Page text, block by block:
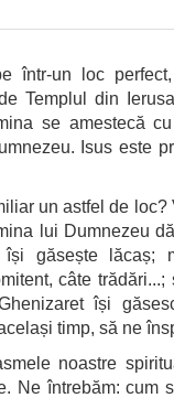
într-un loc
Templul din
se amestecă
Isus este
un astfel de
lui Dumnezeu
găsește lăcaș;
câte
își
timp, să ne
noastre
Ne întrebăm: cum